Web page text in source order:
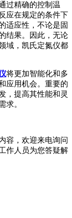
过精确的控制温
应在规定的条件下
适应性，不论是固
结果。因此，无论
域，凯氏定氮仪都
将更加智能化和多
应用机会。重要的
，提高其性能和灵
求。
，欢迎来电询问
作人员为您答疑解